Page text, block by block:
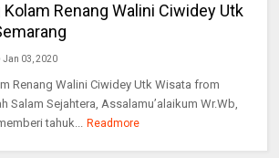
Renang Walini Ciwidey Utk
Jan 03, 2020
Renang Walini Ciwidey Utk Wisata from
Salam Sejahtera, Assalamu’alaikum Wr.Wb,
tahuk... Readmore